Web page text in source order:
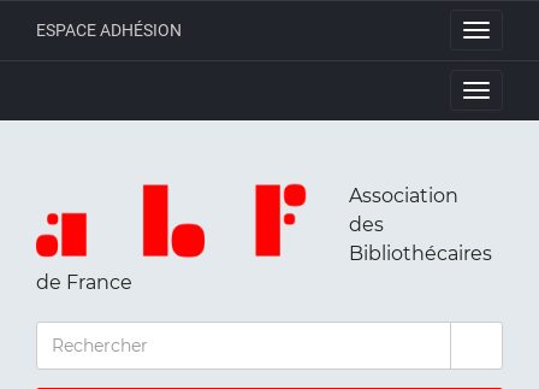
Toggle
ESPACE ADHÉSION
Toggle
Association
des
Bibliothécaires
de France
RECHERCHER